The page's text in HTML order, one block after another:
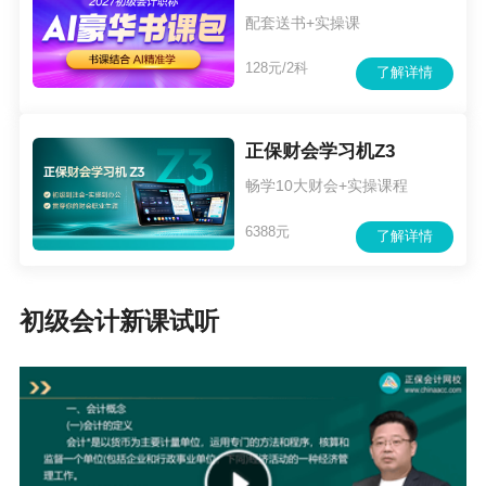
3.视同继续教育。参照《财政部 人力资源社会保
障部关于印发〈会计专业技术人员继续教育规
定〉的通知》（财会〔2018〕10号）有关要求执
五、继续教育登记
专业科目继续教育登记分为财政部门统一登记和
个人申报——财政部门审核登记两种方式。
（一）财政部门统一登记。
专业科目继续教育学分由财政部统一登记。
参加省高端会计人才培养项目、省会计学会培训
以及通过注册会计师全国统一考试科目的会计人
配套送书+实操课
了解详情
128元/2科
正保财会学习机Z3
畅学10大财会+实操课程
了解详情
6388元
初级会计新课试听